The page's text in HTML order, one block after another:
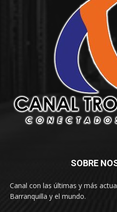
SOBRE
Canal con las últimas y más
Barranquilla y el mundo.